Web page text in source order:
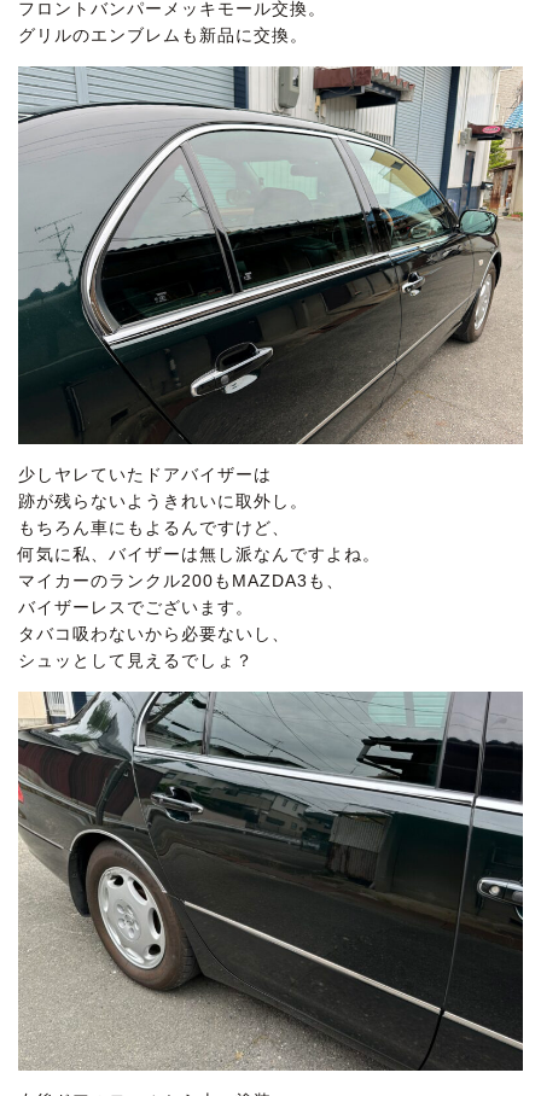
フロントバンパーメッキモール交換。
グリルのエンブレムも新品に交換。
少しヤレていたドアバイザーは
跡が残らないようきれいに取外し。
もちろん車にもよるんですけど、
何気に私、バイザーは無し派なんですよね。
マイカーのランクル200もMAZDA3も、
バイザーレスでございます。
タバコ吸わないから必要ないし、
シュッとして見えるでしょ？